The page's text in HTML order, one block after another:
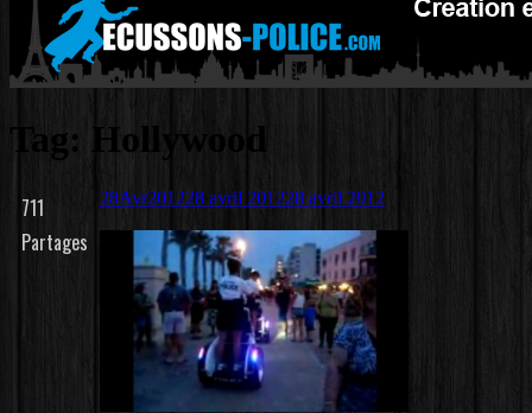
Tag: Hollywood
28Avr201228 avril 201228 avril 2012
711
Partages